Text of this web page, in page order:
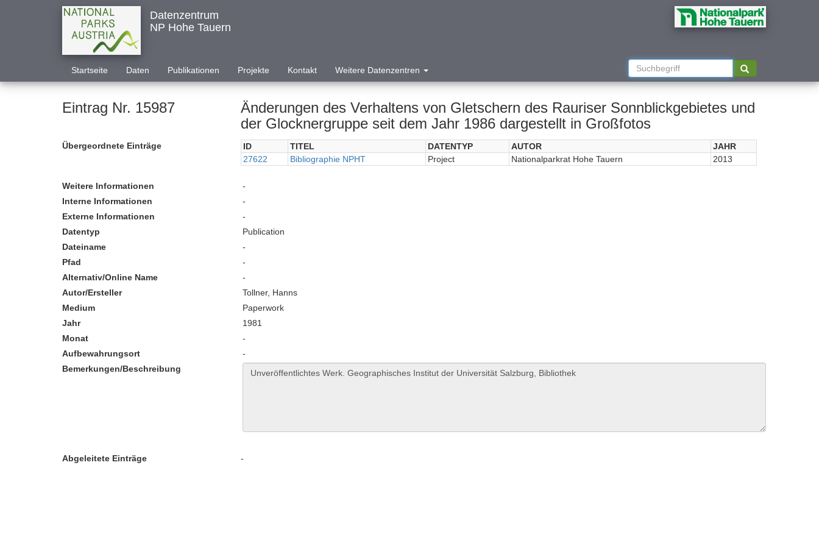
Datenzentrum
NP Hohe Tauern
Startseite Daten Publikationen Projekte Kontakt Weitere Datenzentren
Eintrag Nr. 15987
Änderungen des Verhaltens von Gletschern des Rauriser Sonnblickgebietes und
der Glocknergruppe seit dem Jahr 1986 dargestellt in Großfotos
Übergeordnete Einträge ID TITEL DATENTYP AUTOR
JAHR
27622
Bibliographie NPHT Project Nationalparkrat Hohe Tauern 2013
Weitere Informationen
-
Interne Informationen
-
Externe Informationen
-
Datentyp
Publication
Dateiname
-
Pfad
-
Alternativ/Online Name
-
Autor/Ersteller
Tollner, Hanns
Medium
Paperwork
Jahr
1981
Monat
-
Aufbewahrungsort
-
Bemerkungen/Beschreibung
Abgeleitete Einträge -